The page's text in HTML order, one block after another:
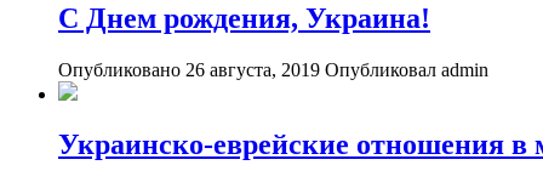
С Днем рождения, Украина!
Опубликовано 26 августа, 2019 Опубликовал admin
Украинско-еврейские отношения в